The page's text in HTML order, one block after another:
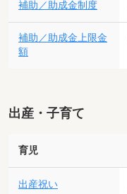
補助／助成金制度
補助／助成金上限金
額
出産・子育て
育児
出産祝い